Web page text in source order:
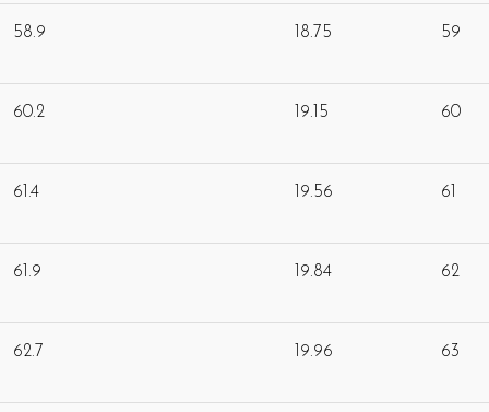
58.9 18.75 59
60.2 19.15 60
61.4 19.56 61
61.9 19.84 62
62.7 19.96 63